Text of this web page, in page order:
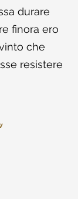
durare
finora ero
che
resistere